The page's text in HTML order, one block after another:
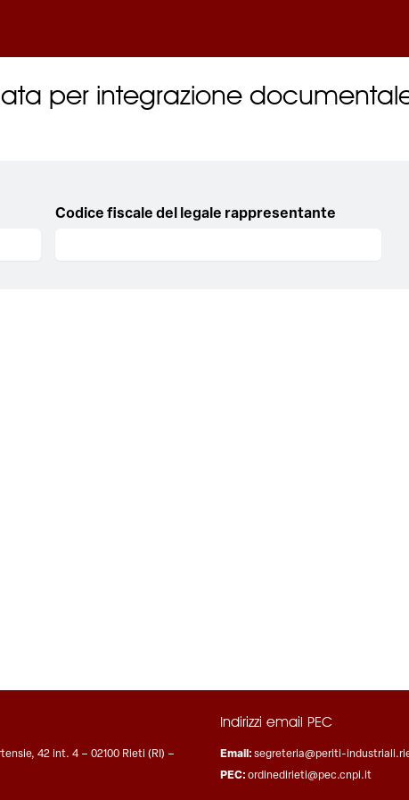
per integrazione
Codice fiscale del legale rappresentante
42 int. 4 – 02100 Rieti (RI) –
Indirizzi email PEC
Email: segreteria@periti-
PEC: ordinedirieti@pec.cnpi.it